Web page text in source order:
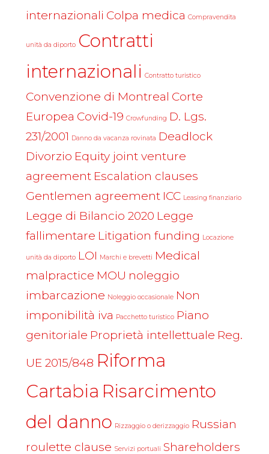
internazionali Colpa medica Compravendita
unità da diporto Contratti
internazionali Contratto turistico
Convenzione di Montreal Corte
Europea Covid-19 Crowfunding D. Lgs.
231/2001 Danno da vacanza rovinata Deadlock
Divorzio Equity joint venture
agreement Escalation clauses
Gentlemen agreement ICC Leasing finanziario
Legge di Bilancio 2020 Legge
fallimentare Litigation funding Locazione
unità da diporto LOI Marchi e brevetti Medical
malpractice MOU noleggio
imbarcazione Noleggio occasionale Non
imponibilità iva Pacchetto turistico Piano
genitoriale Proprietà intellettuale Reg.
UE 2015/848 Riforma
Cartabia Risarcimento
del danno Rizzaggio o derizzaggio Russian
roulette clause Servizi portuali Shareholders